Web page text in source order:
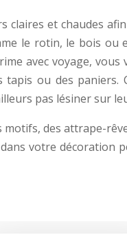
claires et chaudes
le rotin, le bois ou
avec voyage, vous
ou des paniers.
pas lésiner sur
motifs, des attrape-
votre décoration